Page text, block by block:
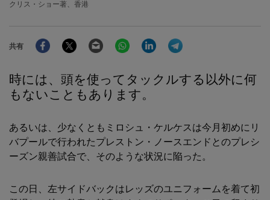
クリス・ショー著、香港
共有
FacebookTwitter Email WhatsAppLinkedIn
時には、頭を使ってタックルする以外に何
もないこともあります。
あるいは、少なくともミロシュ・ケルケスは今月初めにリ
バプールで行われたプレストン・ノースエンドとのプレシ
ーズン親善試合で、そのような状況に陥った。
この日、左サイドバックはレッズのユニフォームを着て初